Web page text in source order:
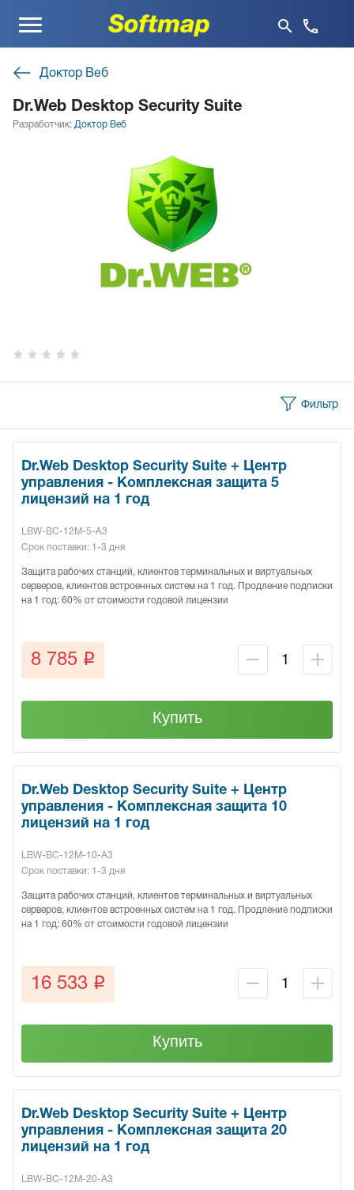
Меню
Доктор Веб
Dr.Web Desktop Security Suite
Разработчик: Доктор Веб
Фильтр
Dr.Web Desktop Security Suite + Центр
управления - Комплексная защита 5
лицензий на 1 год
LBW-BC-12M-5-A3
Срок поставки: 1-3 дня
Защита рабочих станций, клиентов терминальных и виртуальных
серверов, клиентов встроенных систем на 1 год. Продление подписки
на 1 год: 60% от стоимости годовой лицензии
8 785 q
Купить
Dr.Web Desktop Security Suite + Центр
управления - Комплексная защита 10
лицензий на 1 год
LBW-BC-12M-10-A3
Срок поставки: 1-3 дня
Защита рабочих станций, клиентов терминальных и виртуальных
серверов, клиентов встроенных систем на 1 год. Продление подписки
на 1 год: 60% от стоимости годовой лицензии
16 533 q
Купить
Dr.Web Desktop Security Suite + Центр
управления - Комплексная защита 20
лицензий на 1 год
LBW-BC-12M-20-A3